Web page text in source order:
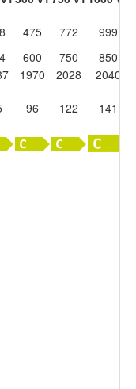
475 772
999
600 750
850
1970 2028
2040
96 122
141